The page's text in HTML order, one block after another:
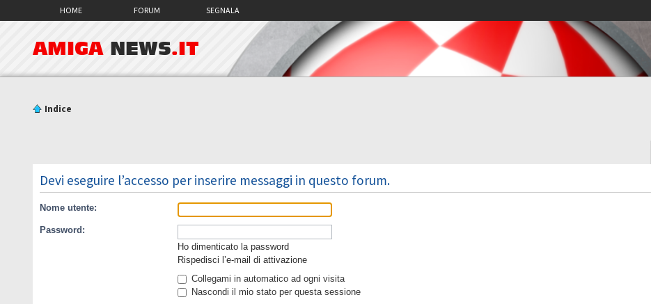
HOME FORUM SEGNALA
AMIGA NEWS.IT
Indice
Devi eseguire l’accesso per inserire messaggi in questo forum.
Nome utente:
Password:
Ho dimenticato la password
Rispedisci l’e-mail di attivazione
Collegami in automatico ad ogni visita
Nascondi il mio stato per questa sessione